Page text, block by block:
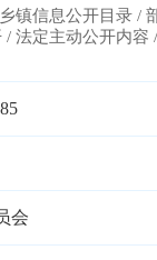
镇信息公开目录 /
/ 法定主动公开内容
会